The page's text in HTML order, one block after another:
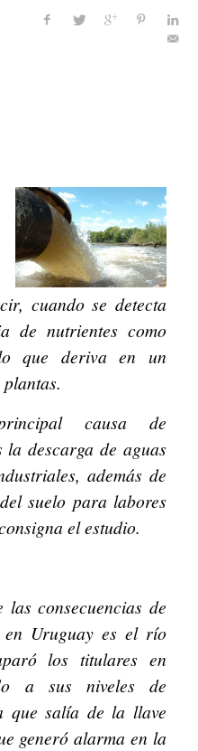
cuando se detecta
de nutrientes como
que deriva en un
causa de
descarga de aguas
además de
suelo para labores
el estudio.
consecuencias de
Uruguay es el río
los titulares en
a sus niveles de
que salía de la llave
generó alarma en la